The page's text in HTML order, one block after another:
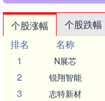
个股涨幅 个股跌幅
排名
名称
1
N展芯
2 锐翔智能
3 志特新材